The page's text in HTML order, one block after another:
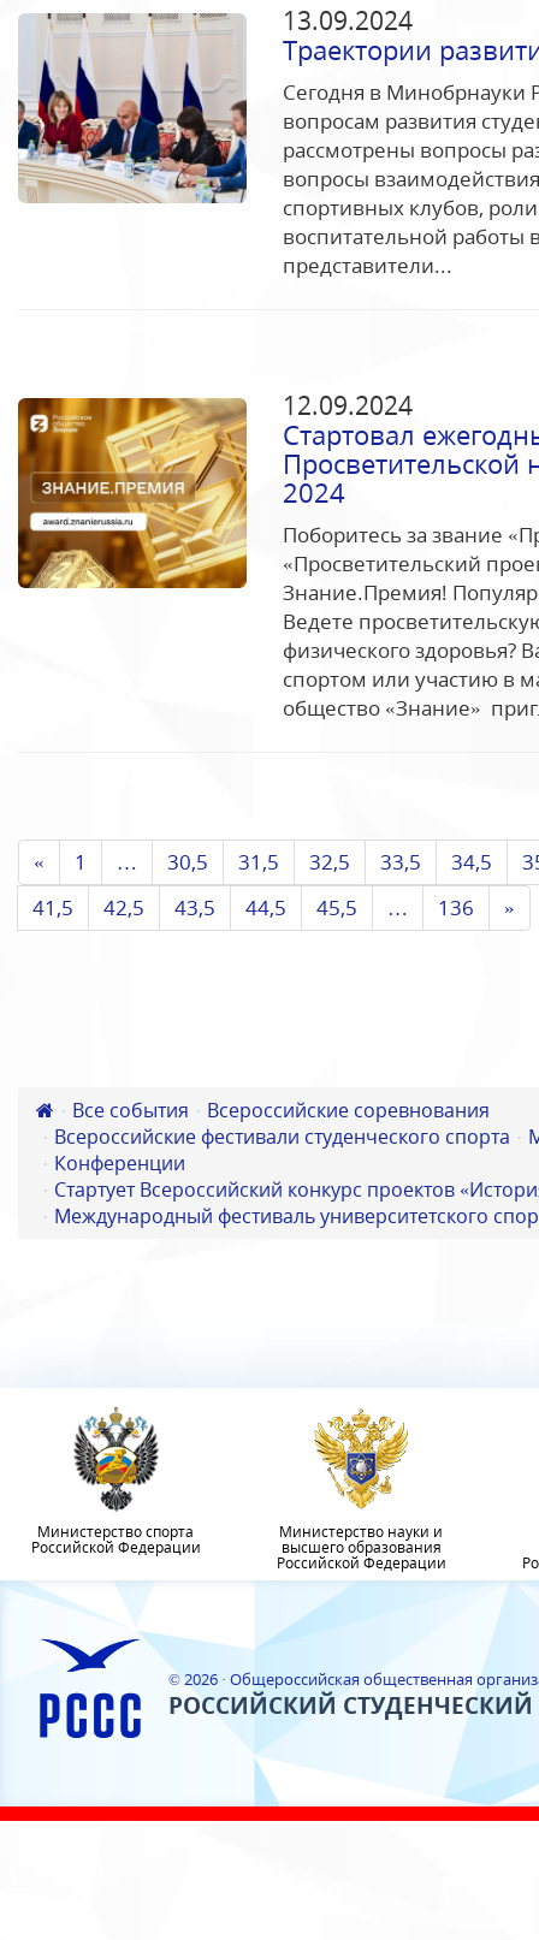
13.09.2024
Траектории
Сегодня в Минобрнауки
вопросам развития
рассмотрены вопросы
вопросы
спортивных клубов,
воспитательной
представители...
12.09.2024
Стартовал
2024
Поборитесь за звание
«Просветительский
Знание.Премия!
Ведете
физического здоровья?
спортом или участию в
общество «Знание»
« 1 … 30,5 31,5 32,5 33,5 34,5
41,5
42,5 43,5 44,5 45,5 … 136 »
Все события
Всероссийские соревнования
Всероссийские фестивали студенческого спорта
Конференции
Стартует Всероссийский конкурс проектов
Международный фестиваль университетского
Министерство спорта
Российской Федерации
Министерство науки и
высшего образования
Российской Федерации
© 2026 · Общероссийская общественная
РОССИЙСКИЙ